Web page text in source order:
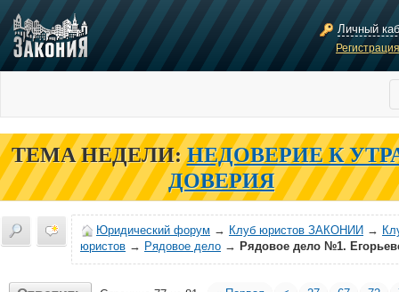
Личный
ТЕМА НЕДЕЛИ: НЕДОВЕРИЕ К
ДОВЕРИЯ
Юридический форум → Клуб юристов ЗАКОНИИ →
юристов → Рядовое дело → Рядовое дело №1.